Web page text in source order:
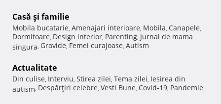
Casă şi familie
Mobila bucatarie, Amenajari interioare, Mobila, Canapele,
Dormitoare, Design interior, Parenting, Jurnal de mama
singura, Gravide, Femei curajoase, Autism
Actualitate
Din culise, Interviu, Stirea zilei, Tema zilei, Iesirea din
autism, Despărţiri celebre, Vesti Bune, Covid-19, Pandemie